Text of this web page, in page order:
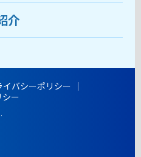
介
イバシーポリシー
ー